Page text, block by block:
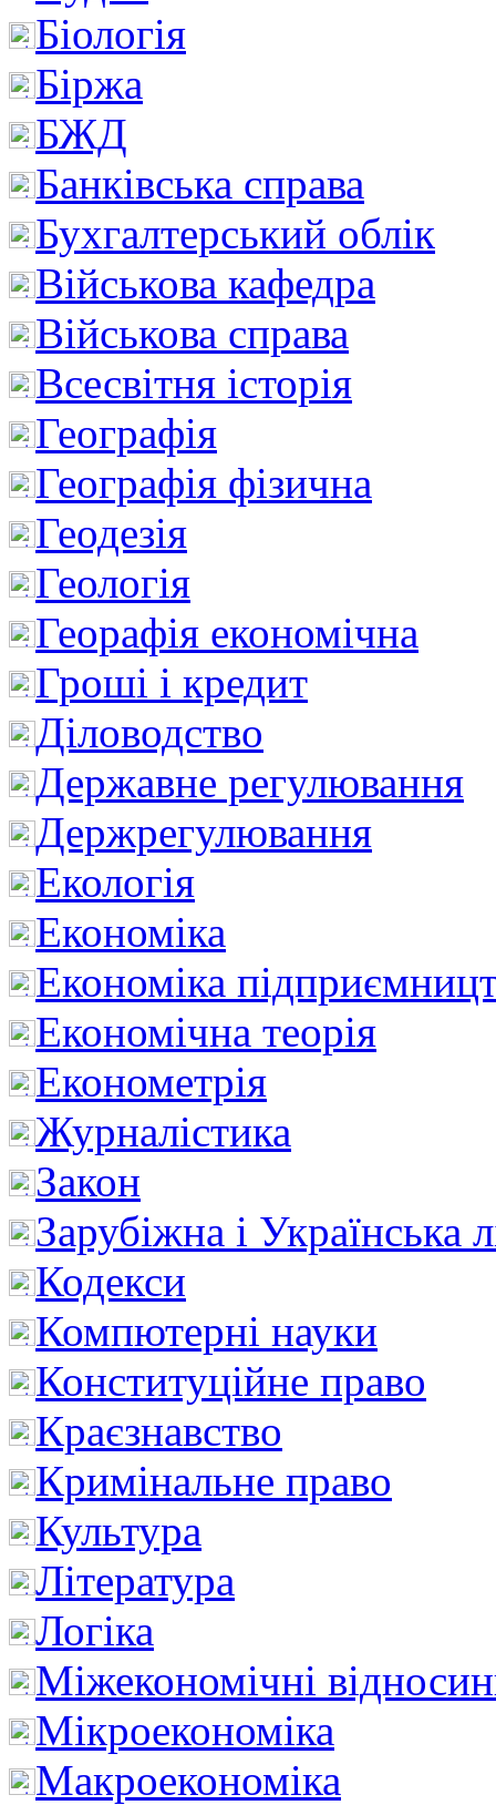
Біологія
Біржа
БЖД
Банківська справа
Бухгалтерський облік
Військова кафедра
Військова справа
Всесвітня історія
Географія
Географія фізична
Геодезія
Геологія
Георафія економічна
Гроші і кредит
Діловодство
Державне регулювання
Держрегулювання
Екологія
Економіка
Економіка
Економічна теорія
Економетрія
Журналістика
Закон
Зарубіжна і Українська
Кодекси
Компютерні науки
Конституційне право
Краєзнавство
Кримінальне право
Культура
Література
Логіка
Міжекономічні
Мікроекономіка
Макроекономіка